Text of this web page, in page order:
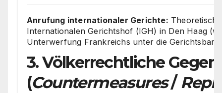
Anrufung internationaler Gerichte: Theoretisch
Internationalen Gerichtshof (IGH) in Den Haag
Unterwerfung Frankreichs unter die
3. Völkerrechtliche
(Countermeasures/